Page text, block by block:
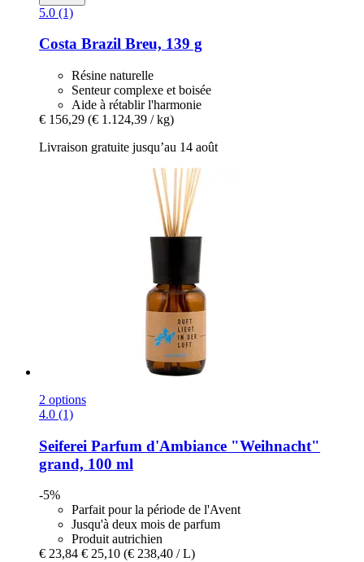
5.0 (1)
Costa Brazil Breu, 139 g
Résine naturelle
Senteur complexe et boisée
Aide à rétablir l'harmonie
€ 156,29 (€ 1.124,39 / kg)
Livraison gratuite jusqu’au 14 août
2 options
4.0 (1)
Seiferei Parfum d'Ambiance "Weihnacht"
grand, 100 ml
-5%
Parfait pour la période de l'Avent
Jusqu'à deux mois de parfum
Produit autrichien
€ 23,84 € 25,10 (€ 238,40 / L)